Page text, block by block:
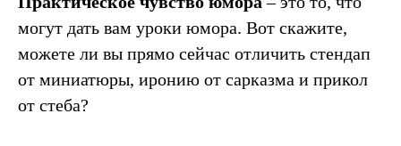
могут дать вам уроки юмора. Вот скажите,
можете ли вы прямо сейчас отличить стендап
от миниатюры, иронию от сарказма и прикол
от стеба?